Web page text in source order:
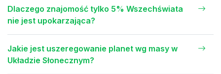
Dlaczego znajomość tylko 5% Wszechświata
nie jest upokarzająca?
Jakie jest uszeregowanie planet wg masy w
Układzie Słonecznym?